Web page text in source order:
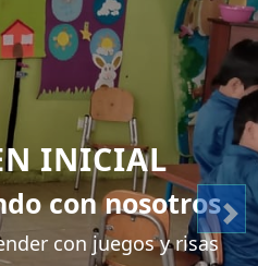
INICIAL
con nosotros
con juegos y risas